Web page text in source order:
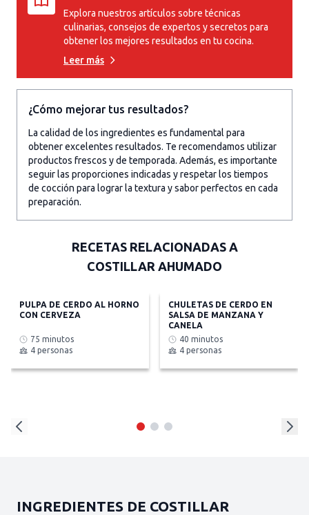
Explora nuestros artículos sobre técnicas
culinarias, consejos de expertos y secretos para
obtener los mejores resultados en tu cocina.
Leer más
¿Cómo mejorar tus resultados?
La calidad de los ingredientes es fundamental para
obtener excelentes resultados. Te recomendamos utilizar
productos frescos y de temporada. Además, es importante
seguir las proporciones indicadas y respetar los tiempos
de cocción para lograr la textura y sabor perfectos en cada
preparación.
RECETAS RELACIONADAS A
COSTILLAR AHUMADO
PULPA DE CERDO AL HORNO
CON CERVEZA
75 minutos
4 personas
CHULETAS DE CERDO EN
SALSA DE MANZANA Y
CANELA
40 minutos
4 personas
INGREDIENTES DE COSTILLAR